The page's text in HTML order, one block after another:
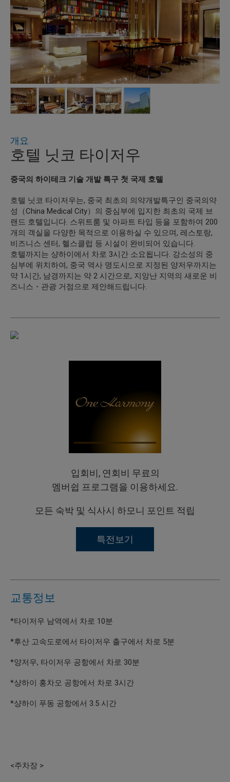
개요
호텔 닛코 타이저우
중국의 하이테크 기술 개발 특구 첫 국제 호텔
호텔 닛코 타이저우는, 중국 최초의 의약개발특구인 중국의약
성（China Medical City）의 중심부에 입지한 최초의 국제 브
랜드 호텔입니다. 스위트룸 및 아파트 타입 등을 포함하여 200
개의 객실을 다양한 목적으로 이용하실 수 있으며, 레스토랑,
비즈니스 센터, 헬스클럽 등 시설이 완비되어 있습니다.
호텔까지는 샹하이에서 차로 3시간 소요됩니다. 강소성의 중
심부에 위치하여, 중국 역사 명도시으로 지정된 양저우까지는
약 1시간, 남경까지는 약 2 시간으로, 지앙난 지역의 새로운 비
즈니스・관광 거점으로 제안해드립니다.
입회비, 연회비 무료의
멤버쉽 프로그램을 이용하세요.
모든 숙박 및 식사시 하모니 포인트 적립
특전보기
교통정보
*타이저우 남역에서 차로 10분
*후산 고속도로에서 타이저우 출구에서 차로 5분
*양저우, 타이저우 공항에서 차로 30분
*샹하이 홍차오 공항에서 차로 3시간
*샹하이 푸동 공항에서 3.5 시간
<주차장 >